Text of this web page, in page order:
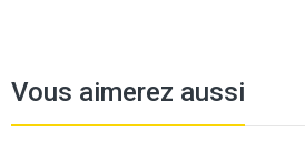
Vous aimerez aussi